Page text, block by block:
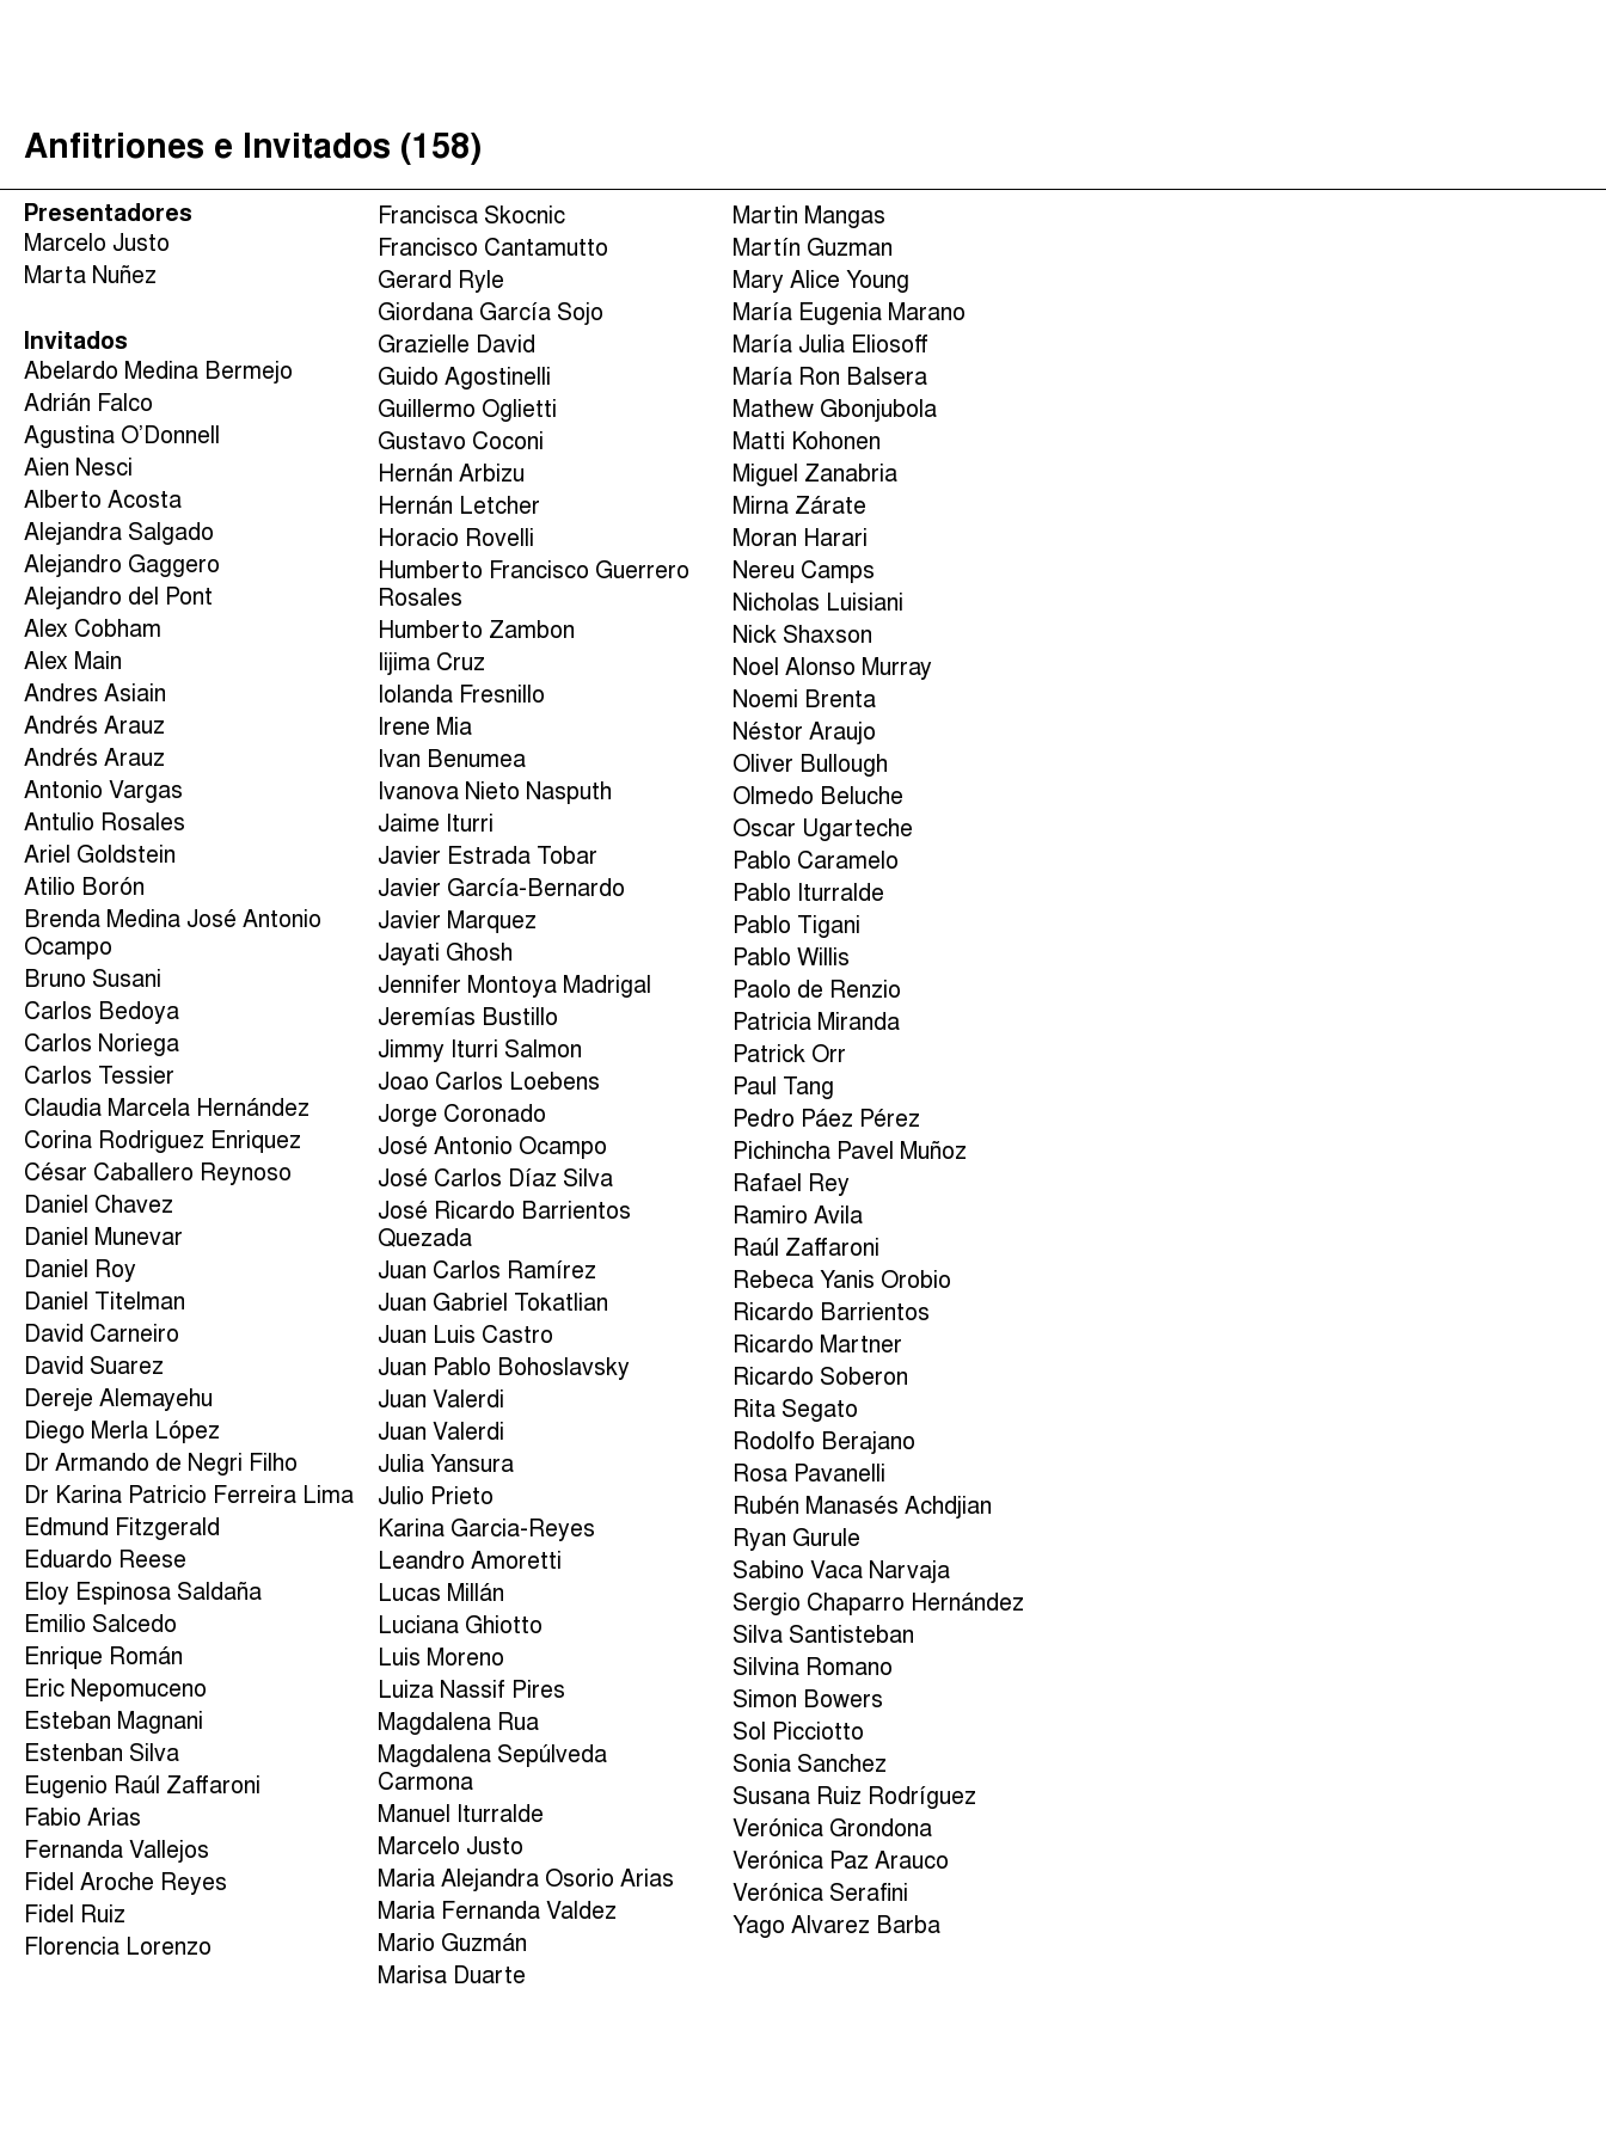
É Da Sua Conta
Impôts et Justice Sociale
The Corruption Diaries
Unequal India Decoded
Anfitriones e Invitados (158)
Presentadores
Marcelo Justo
Marta Nuñez
Invitados
Abelardo Medina Bermejo
Adrián Falco
Agustina O’Donnell
Aien Nesci
Alberto Acosta
Alejandra Salgado
Alejandro Gaggero
Alejandro del Pont
Alex Cobham
Alex Main
Andres Asiain
Andrés Arauz
Andrés Arauz
Antonio Vargas
Antulio Rosales
Ariel Goldstein
Atilio Borón
Brenda Medina José Antonio
Ocampo
Bruno Susani
Carlos Bedoya
Carlos Noriega
Carlos Tessier
Claudia Marcela Hernández
Corina Rodriguez Enriquez
César Caballero Reynoso
Daniel Chavez
Daniel Munevar
Daniel Roy
Daniel Titelman
David Carneiro
David Suarez
Dereje Alemayehu
Diego Merla López
Dr Armando de Negri Filho
Dr Karina Patricio Ferreira Lima
Edmund Fitzgerald
Eduardo Reese
Eloy Espinosa Saldaña
Emilio Salcedo
Enrique Román
Eric Nepomuceno
Esteban Magnani
Estenban Silva
Eugenio Raúl Zaffaroni
Fabio Arias
Fernanda Vallejos
Fidel Aroche Reyes
Fidel Ruiz
Florencia Lorenzo
Francisca Skocnic
Francisco Cantamutto
Gerard Ryle
Giordana García Sojo
Grazielle David
Guido Agostinelli
Guillermo Oglietti
Gustavo Coconi
Hernán Arbizu
Hernán Letcher
Horacio Rovelli
Humberto Francisco Guerrero
Rosales
Humberto Zambon
Iijima Cruz
Iolanda Fresnillo
Irene Mia
Ivan Benumea
Ivanova Nieto Nasputh
Jaime Iturri
Javier Estrada Tobar
Javier García-Bernardo
Javier Marquez
Jayati Ghosh
Jennifer Montoya Madrigal
Jeremías Bustillo
Jimmy Iturri Salmon
Joao Carlos Loebens
Jorge Coronado
José Antonio Ocampo
José Carlos Díaz Silva
José Ricardo Barrientos
Quezada
Juan Carlos Ramírez
Juan Gabriel Tokatlian
Juan Luis Castro
Juan Pablo Bohoslavsky
Juan Valerdi
Juan Valerdi
Julia Yansura
Julio Prieto
Karina Garcia-Reyes
Leandro Amoretti
Lucas Millán
Luciana Ghiotto
Luis Moreno
Luiza Nassif Pires
Magdalena Rua
Magdalena Sepúlveda
Carmona
Manuel Iturralde
Marcelo Justo
Maria Alejandra Osorio Arias
Maria Fernanda Valdez
Mario Guzmán
Marisa Duarte
Martin Mangas
Martín Guzman
Mary Alice Young
María Eugenia Marano
María Julia Eliosoff
María Ron Balsera
Mathew Gbonjubola
Matti Kohonen
Miguel Zanabria
Mirna Zárate
Moran Harari
Nereu Camps
Nicholas Luisiani
Nick Shaxson
Noel Alonso Murray
Noemi Brenta
Néstor Araujo
Oliver Bullough
Olmedo Beluche
Oscar Ugarteche
Pablo Caramelo
Pablo Iturralde
Pablo Tigani
Pablo Willis
Paolo de Renzio
Patricia Miranda
Patrick Orr
Paul Tang
Pedro Páez Pérez
Pichincha Pavel Muñoz
Rafael Rey
Ramiro Avila
Raúl Zaffaroni
Rebeca Yanis Orobio
Ricardo Barrientos
Ricardo Martner
Ricardo Soberon
Rita Segato
Rodolfo Berajano
Rosa Pavanelli
Rubén Manasés Achdjian
Ryan Gurule
Sabino Vaca Narvaja
Sergio Chaparro Hernández
Silva Santisteban
Silvina Romano
Simon Bowers
Sol Picciotto
Sonia Sanchez
Susana Ruiz Rodríguez
Verónica Grondona
Verónica Paz Arauco
Verónica Serafini
Yago Alvarez Barba